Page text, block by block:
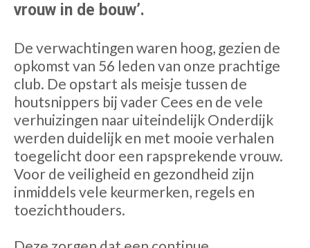
vrouw in de bouw’.
De verwachtingen waren hoog, gezien de
opkomst van 56 leden van onze prachtige
club. De opstart als meisje tussen de
houtsnippers bij vader Cees en de vele
verhuizingen naar uiteindelijk Onderdijk
werden duidelijk en met mooie verhalen
toegelicht door een rapsprekende vrouw.
Voor de veiligheid en gezondheid zijn
inmiddels vele keurmerken, regels en
toezichthouders.